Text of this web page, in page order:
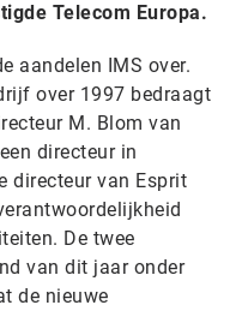
Telecom Europa.
aandelen IMS over.
over 1997 bedraagt
M. Blom van
directeur in
directeur van Esprit
De twee
van dit jaar onder
de nieuwe